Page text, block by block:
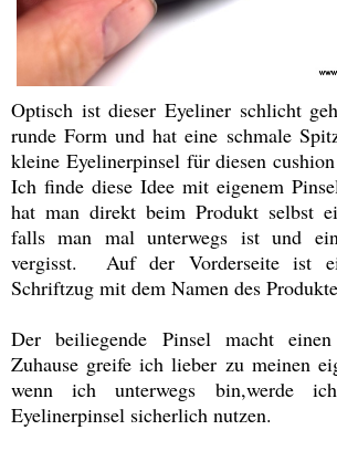
Optisch ist dieser Eyeliner schlicht
runde Form und hat eine schmale
kleine Eyelinerpinsel für diesen
Ich finde diese Idee mit eigenem
hat man direkt beim Produkt selbst
falls man mal unterwegs ist und
vergisst. Auf der Vorderseite ist
Schriftzug mit dem Namen des
Der beiliegende Pinsel macht
Zuhause greife ich lieber zu meinen
wenn ich unterwegs bin,werde
Eyelinerpinsel sicherlich nutzen.